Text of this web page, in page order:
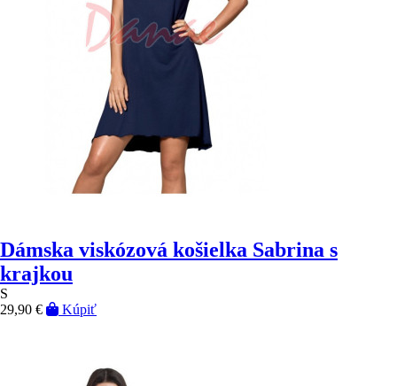
Dámska viskózová košielka Sabrina s
krajkou
S
29,90 €
Kúpiť